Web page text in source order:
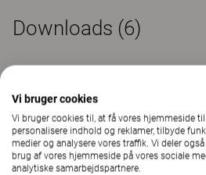
Downloads (6)
Blomsterkasse til
løsninger
Vi bruger cookies
Vi bruger cookies til, at få vores hjemmeside
personalisere indhold og reklamer, tilbyde
medier og analysere vores traffik. Vi deler
brug af vores hjemmeside på vores sociale
analytiske samarbejdspartnere.